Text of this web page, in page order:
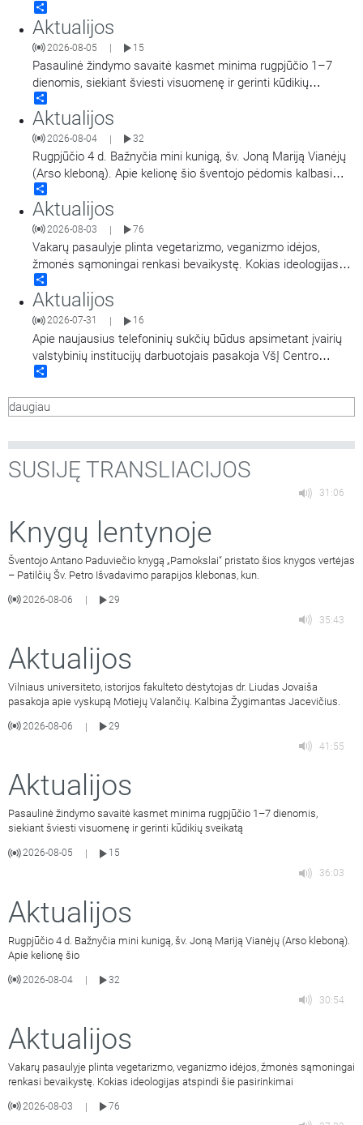
Žygimantas Jacevičius.
Aktualijos
2026-08-05 15
Pasaulinė žindymo savaitė kasmet minima rugpjūčio 1–7
dienomis, siekiant šviesti visuomenę ir gerinti kūdikių
sveikatą visame pasaulyje. Akušerė, tėvystės
mokyklos „Gandro lizdas“ įkūrėja Ieva Girdvainienė pasakoja
apie žindymo naudą kūdikiui ir motinai, taip pat dalijasi
patarimais, kur kreiptis pagalbos, jei kyla
…
Aktualijos
2026-08-04 | 32
Rugpjūčio 4 d. Bažnyčia mini kunigą, šv. Joną Mariją Vianėjų
(Arso kleboną). Apie kelionę šio šventojo pėdomis kalbasi
tikybos mokytoja Jolanta Stupelytė ir žurnalistė
Laisvė Radzevičienė.
Aktualijos
2026-08-03 | 76
Vakarų pasaulyje plinta vegetarizmo, veganizmo idėjos,
žmonės sąmoningai renkasi bevaikystę. Kokias ideologijas
atspindi šie pasirinkimai ir ką apie jas turi žinoti krikščionys.
Kalba Vilniaus šv. Pranciškaus Asyžiečio parapijos vikaras,
psichologas Arūnas Peškaitis OFM.
Aktualijos
2026-07-31 16
Apie naujausius telefoninių sukčių būdus apsimetant įvairių
valstybinių institucijų darbuotojais pasakoja VšĮ Centro
poliklinikos komunikacijos ir viešųjų ryšių specialistė Giedrė
direktoriaus pavaduotojas Rokas Jonikas, Pinigų plovimo
Živilė Kielienė. Laidą veda Vilniaus…
daugiau
SUSIJĘ TRANSLIACIJOS
31:06
Knygų lentynoje
Šventojo Antano Paduviečio knygą „Pamokslai“ pristato šios knygos vertėjas
– Patilčių Šv. Petro Išvadavimo parapijos klebonas, kun.
2026-08-06
29
35:43
Aktualijos
Vilniaus universiteto, istorijos fakulteto dėstytojas dr. Liudas Jovaiša
pasakoja apie vyskupą Motiejų Valančių. Kalbina Žygimantas Jacevičius.
2026-08-06 |
29
41:55
Aktualijos
Pasaulinė žindymo savaitė kasmet minima rugpjūčio 1–7 dienomis,
siekiant šviesti visuomenę ir gerinti kūdikių sveikatą
2026-08-05
15
36:03
Aktualijos
Rugpjūčio 4 d. Bažnyčia mini kunigą, šv. Joną Mariją Vianėjų (Arso kleboną).
Apie kelionę šio
2026-08-04
32
30:54
Aktualijos
Vakarų pasaulyje plinta vegetarizmo, veganizmo idėjos, žmonės sąmoningai
renkasi bevaikystę. Kokias ideologijas atspindi šie pasirinkimai
2026-08-03 |
76